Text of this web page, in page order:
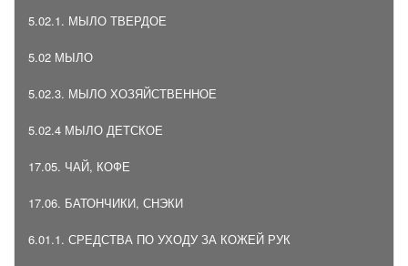
5.02.1. МЫЛО ТВЕРДОЕ
5.02 МЫЛО
5.02.3. МЫЛО ХОЗЯЙСТВЕННОЕ
5.02.4 МЫЛО ДЕТСКОЕ
17.05. ЧАЙ, КОФЕ
17.06. БАТОНЧИКИ, СНЭКИ
6.01.1. СРЕДСТВА ПО УХОДУ ЗА КОЖЕЙ РУК